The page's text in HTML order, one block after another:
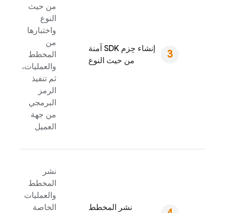
إنشاء حِزم SDK آمنة
من حيث النوع
من حيث
النوع
واختبارها
من
المخطط
والعمليات،
ثم تنفيذ
الرمز
البرمجي
من جهة
العميل
نشر المخطط
نشر
المخطط
والعمليات
الخاصة